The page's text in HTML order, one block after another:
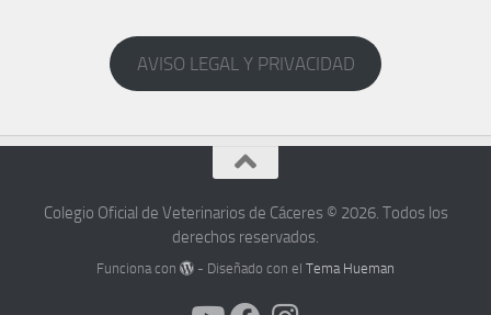
AVISO LEGAL Y PRIVACIDAD
Colegio Oficial de Veterinarios de Cáceres © 2026. Todos los
derechos reservados.
Funciona con - Diseñado con elTema Hueman